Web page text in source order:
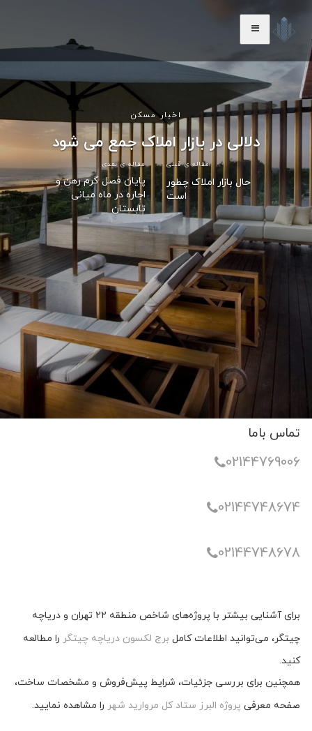
اخبار مسکن
دلالی در بازار املاک جمع می شود
مقاله ی قبلی
حال بازار املاک چطور
است
مقاله ی بعدی
پایان فصل گرم رهن و
اجاره در ماه میانی
تابستان
تماس باما
02144769006
02144748674
02144748678
برای آشنایی بیشتر با پروژه‌های شاخص منطقه ۲۲ تهران و دریاچه
چیتگر، می‌توانید اطلاعات کاملبرج لکسون دریاچه چیتگررا مطالعه
کنید.
همچنین برای بررسی جزئیات، شرایط پیش‌فروش و مشخصات ساخت،
صفحه معرفیپروژه البرز ستاد کل مروارید شهررا مشاهده نمایید.